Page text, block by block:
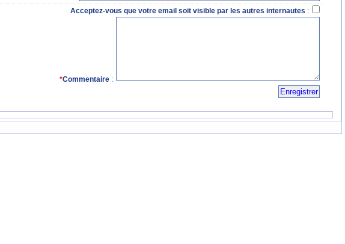
Acceptez-vous que votre email soit visible par les autres internautes :
*Commentaire: